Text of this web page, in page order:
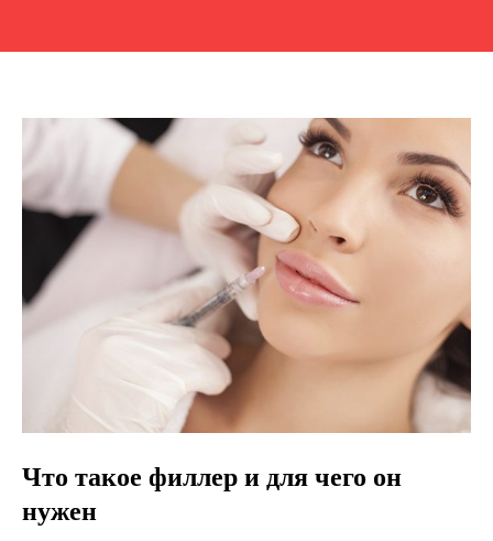
Что такое филлер и для чего он
нужен